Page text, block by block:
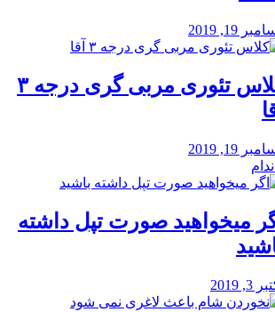
19, 2019
کلاس تئوری مربی گری درجه ۳
19, 2019
میخواهید صورت تپل داشته
3, 2019